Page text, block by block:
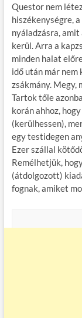
Questor nem
hiszékenységre,
nyáladzásra,
kerül. Arra a
minden halat
idő után már nem
zsákmány. Megy,
Tartok tőle
korán ahhoz,
(kerülhessen),
egy testidegen
Ezer szállal
Remélhetjük,
(átdolgozott)
fognak, amiket